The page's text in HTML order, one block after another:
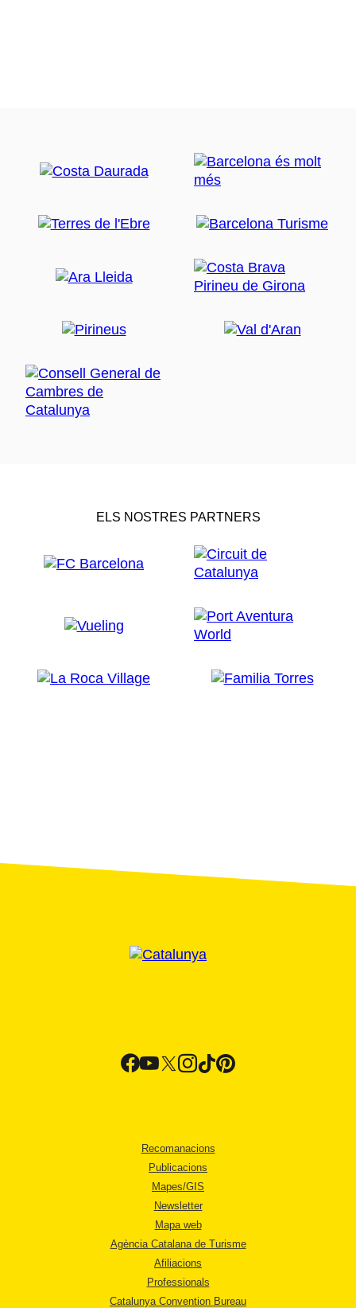
ELS NOSTRES PARTNERS
Recomanacions
Publicacions
Mapes/GIS
Newsletter
Mapa web
Agència Catalana de Turisme
Afiliacions
Professionals
Catalunya Convention Bureau